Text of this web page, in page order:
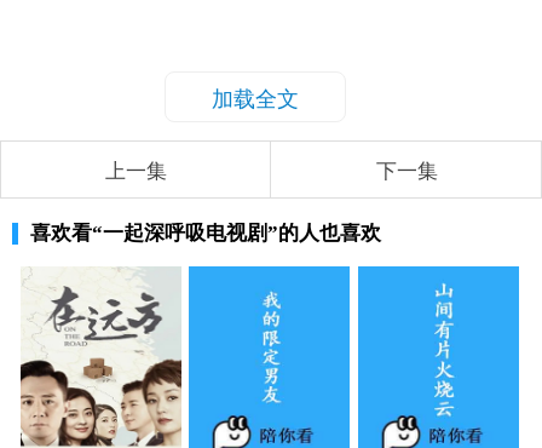
加载全文
上一集 下一集
喜欢看“一起深呼吸电视剧”的人也喜欢